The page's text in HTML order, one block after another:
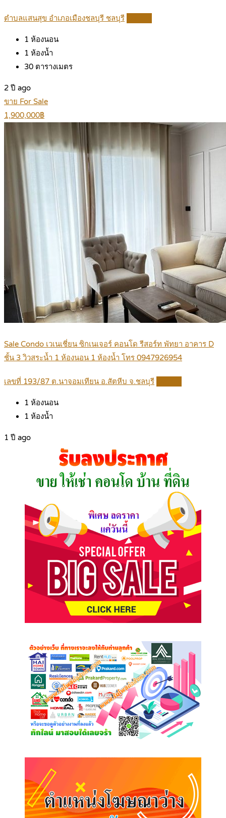
ตำบลแสนสุข อำเภอเมืองชลบุรี ชลบุรี
1 ห้องนอน
1 ห้องน้ำ
30 ตารางเมตร
2 ปี ago
ขาย For Sale
1,900,000฿
Sale Condo เวเนเชี่ยน ซิกเนเจอร์ คอนโด รีสอร์ท พัทยา อาคาร D
ชั้น 3 วิวสระน้ำ 1 ห้องนอน 1 ห้องน้ำ โทร 0947926954
เลขที่ 193/87 ต.นาจอมเทียน อ.สัตหีบ จ.ชลบุรี
1 ห้องนอน
1 ห้องน้ำ
1 ปี ago